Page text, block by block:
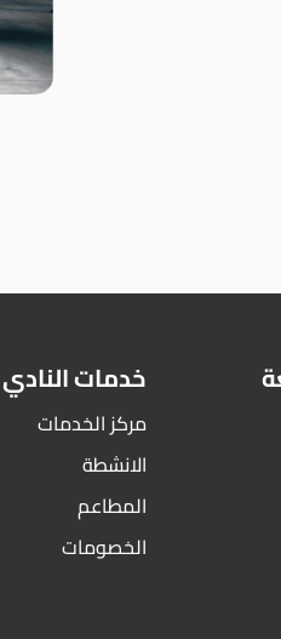
خدمات النادي
مركز الخدمات
الانشطة
المطاعم
الخصومات